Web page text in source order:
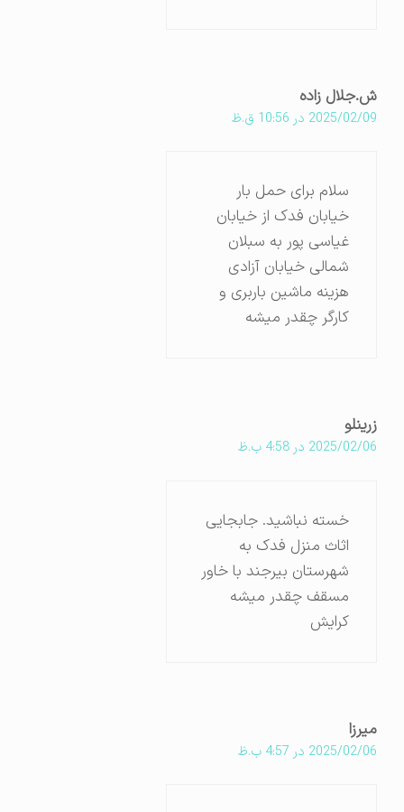
ش.جلال زاده
2025/02/09 در 10:56 ق.ظ
سلام برای حمل بار
خیابان فدک از خیابان
غیاسی پور به سبلان
شمالی خیابان آزادی
هزینه ماشین باربری و
کارگر چقدر میشه
زرینلو
2025/02/06 در 4:58 ب.ظ
خسته نباشید. جابجایی
اثاث منزل فدک به
شهرستان بیرجند با خاور
مسقف چقدر میشه
کرایش
میرزا
2025/02/06 در 4:57 ب.ظ